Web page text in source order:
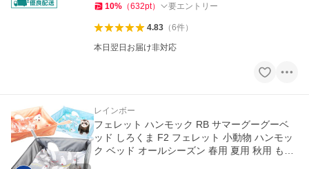
10% （632pt） 要エントリー
4.83（6件）
本日翌日お届け非対応
レインボー
フェレット ハンモック RB サマーグーグーベ
ッド しろくま F2 フェレット 小動物 ハンモッ
ク ベッド オールシーズン 春用 夏用 秋用 もぐ